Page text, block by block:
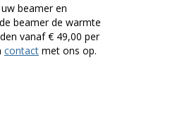
beamer en
beamer de warmte
vanaf € 49,00 per
contact met ons op.